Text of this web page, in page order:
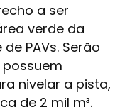
a ser
verde da
PAVs. Serão
nivelar a pista,
de 2 mil m³.